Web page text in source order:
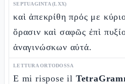
SEPTUAGINTA (LXX)
καὶ ἀπεκρίθη πρός με
ὅρασιν καὶ σαφῶς ἐπὶ
ἀναγινώσκων αὐτά.
LETTURA ORTODOSSA
E mi rispose il